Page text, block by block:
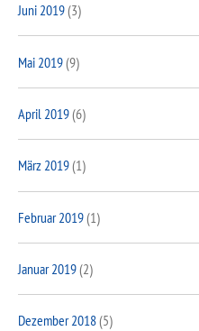
Juni 2019(3)
Mai 2019(9)
April 2019(6)
März 2019(1)
Februar 2019(1)
Januar 2019(2)
Dezember 2018(5)